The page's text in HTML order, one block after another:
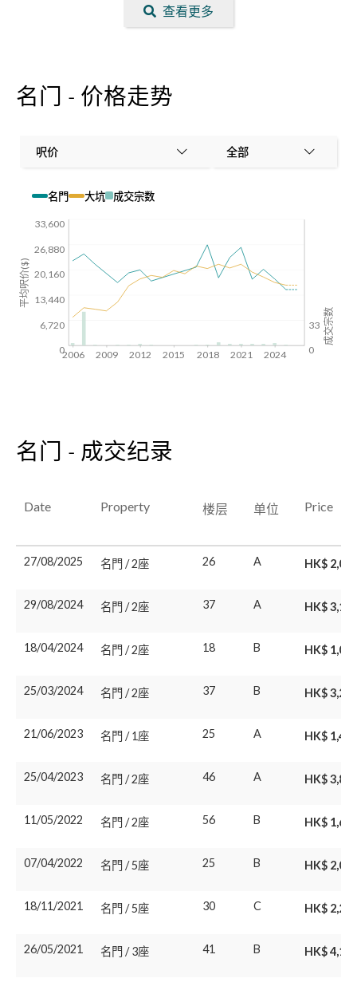
查看更多
名门 - 价格走势
呎价 全部
名門 大坑 成交宗数
33
0
2006 2009 2012 2015 2018 2021 2024
成交宗数
33,600
26,880
20,160
13,440
6,720
0
平均呎价($)
名门 - 成交纪录
Date Property 楼层 单位 Price
27/08/2025 名門 / 2座 26 A HK$
29/08/2024 名門 / 2座 37 A HK$
18/04/2024 名門 / 2座 18 B HK$
25/03/2024 名門 / 2座 37 B HK$
21/06/2023 名門 / 1座 25 A HK$
25/04/2023 名門 / 2座 46 A HK$
11/05/2022 名門 / 2座 56 B HK$
07/04/2022 名門 / 5座 25 B HK$
18/11/2021 名門 / 5座 30 C HK$
26/05/2021 名門 / 3座 41 B HK$